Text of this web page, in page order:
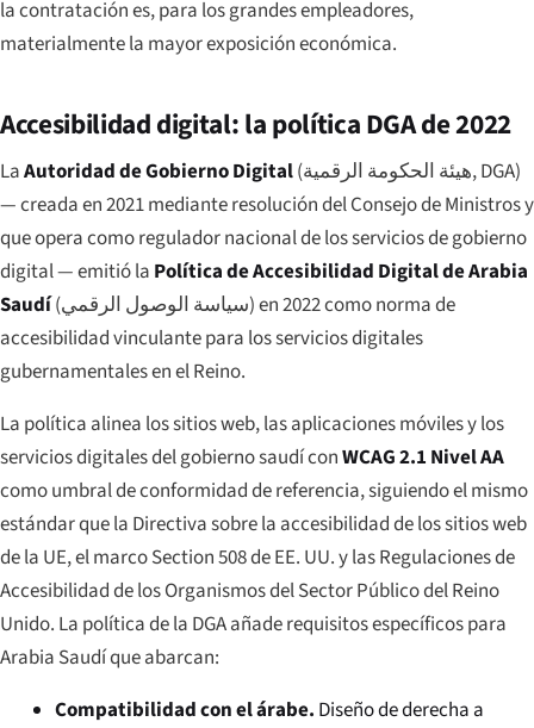
la contratación es, para los grandes empleadores,
materialmente la mayor exposición económica.
Accesibilidad digital: la política DGA de 2022
LaAutoridad de Gobierno Digital(هيئة الحكومة الرقمية, DGA)
— creada en 2021 mediante resolución del Consejo de Ministros y
que opera como regulador nacional de los servicios de gobierno
digital — emitió la Política de Accesibilidad Digital de Arabia
Saudí(سياسة الوصول الرقمي) en 2022 como norma de
accesibilidad vinculante para los servicios digitales
gubernamentales en el Reino.
La política alinea los sitios web, las aplicaciones móviles y los
servicios digitales del gobierno saudí conWCAG 2.1 Nivel AA
como umbral de conformidad de referencia, siguiendo el mismo
estándar que la Directiva sobre la accesibilidad de los sitios web
de la UE, el marco Section 508 de EE. UU. y las Regulaciones de
Accesibilidad de los Organismos del Sector Público del Reino
Unido. La política de la DGA añade requisitos específicos para
Arabia Saudí que abarcan:
Compatibilidad con el árabe. Diseño de derecha a